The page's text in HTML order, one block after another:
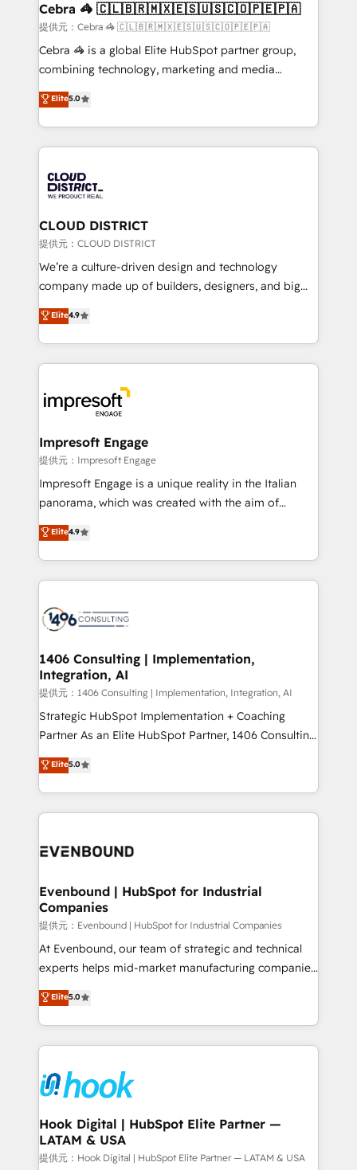
CS: 245% organic growth & +751% new visitors for a
full-funnel HubSpot project ✨ CS: 415% conversion
boost with a new HubSpot site Recognized leaders:
🏆 HubSpot Platform Migration Impact Award 🏆
Inbound Campaign of the Year 🏆 Gold AVA Digital
Award for Best Website 🌟 Accreditations: CRM
Cebra 🦓 🇨🇱🇧🇷🇲🇽🇪🇸🇺🇸🇨🇴🇵🇪🇵🇦
提供元：Cebra 🦓 🇨🇱🇧🇷🇲🇽🇪🇸🇺🇸🇨🇴🇵🇪🇵🇦
Cebra 🦓 is a global Elite HubSpot partner group,
combining technology, marketing and media
expertise across Latin America and Southern
Europe, with teams across 7 countries. Born in Chile,
we combine local insight with international reach to
help businesses grow through technology, creativity,
500+ HubSpot implementations, building end-to-
end solutions that integrate CRM, AI automation,
inbound and loop marketing, content, and digital
creativity. Our multicultural team works in Spanish,
Portuguese, and English to design scalable strategies
that drive measurable growth. 🌎 Highlights: • 10+
Platform Migration Excellence. • Top 3 Partner of the
Year LATAM 2022, 2023, 2024, 2025. • Partner of the
business with HubSpot? Let Cebra’s experts help
you grow faster, smarter, and with impact.
Elite5.0
CLOUD DISTRICT
提供元：CLOUD DISTRICT
We’re a culture-driven design and technology
company made up of builders, designers, and big
thinkers. We blend strategy, design, and
development—always fueled by curiosity—to turn
ideas, opportunities, and challenges into meaningful
experiences. To us, technology is more than just
and—most importantly—simple. That’s why we lean
into bold ideas and shape them into thoughtful
products and strategies that actually make a
difference.
Elite4.9
Impresoft Engage
提供元：Impresoft Engage
Impresoft Engage is a unique reality in the Italian
panorama, which was created with the aim of
putting Customer Experience at the center by
creating digital environments capable of integrating
people, processes and data. We offer the best
digital solutions on the market, ranging from CRM
marketing automation to online and offline sales
allowing companies to optimize processes and meet
the needs of the customer. We are part of Impresoft
Group, a group of specialized and complementary
companies that divide their offer into 4
Competence Centers: Smart Manufacturing,
The synergies generated by these integrations,
together with the combination of talents, skills,
to accompany companies on their digital
Elite4.9
1406 Consulting | Implementation,
Integration, AI
提供元：1406 Consulting | Implementation, Integration, AI
Strategic HubSpot Implementation + Coaching
Partner As an Elite HubSpot Partner, 1406 Consulting
helps mid-market revenue teams transform how
they sell, market, and serve. We don't just build your
HubSpot—we teach your team to own it, then stay
to help you keep winning. What We Do ⚙️ CRM
Data & Content 📈 Sales & Marketing Alignment +
Agent Creation 🔄 Custom Integrations & Data
Migration Why 1406 We become part of your team.
Your team learns while we build. We fix what others
broke. Built for mid-market reality—practical
solutions that work with your actual headcount and
HubSpot partners 🔄 Top 5% globally in client
retention 📅 8+ years of consistent results since 2017
move beyond spreadsheets into unified systems
that drive real business results.
Elite5.0
Evenbound | HubSpot for Industrial
Companies
提供元：Evenbound | HubSpot for Industrial Companies
At Evenbound, our team of strategic and technical
experts helps mid-market manufacturing companies
achieve real growth. We specialize in delivering
tailored solutions that drive results by leveraging
HubSpot’s platform and data to fuel success.
Technical Solutions: - HubSpot Technical Consulting -
Onboarding - Data Migration & Integrations -
Technical Audit & Optimization Strategic Solutions: -
Revenue Operations - Inbound Marketing -
Outbound Marketing - HubSpot CMS Website
Design & Development We empower our clients to
Elite5.0
Hook Digital | HubSpot Elite Partner —
LATAM & USA
提供元：Hook Digital | HubSpot Elite Partner — LATAM & USA